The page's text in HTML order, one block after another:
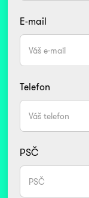
E-mail
Telefon
PSČ